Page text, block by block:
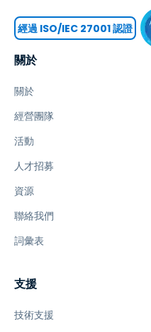
關於
關於
經營團隊
活動
人才招募
資源
聯絡我們
詞彙表
支援
技術支援
經過 ISO/IEC 27001 認證